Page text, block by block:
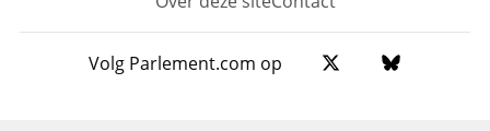
Footer
Volg Parlement.com op